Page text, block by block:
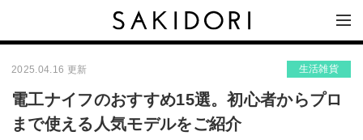
2025.04.16 更新 生活雑貨
電工ナイフのおすすめ15選。初心者からプロ
まで使える人気モデルをご紹介